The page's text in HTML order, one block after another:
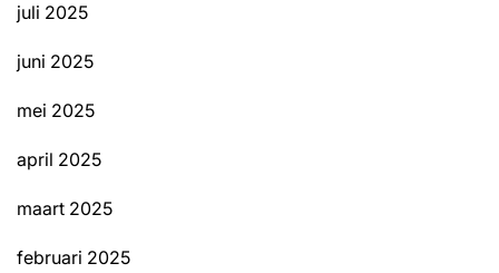
juli 2025
juni 2025
mei 2025
april 2025
maart 2025
februari 2025